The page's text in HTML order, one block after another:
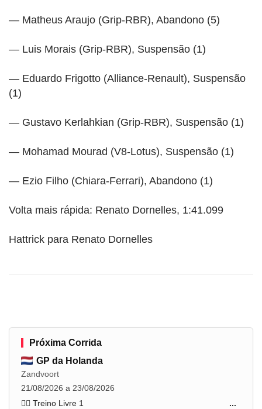
— Matheus Araujo (Grip-RBR), Abandono (5)
— Luis Morais (Grip-RBR), Suspensão (1)
— Eduardo Frigotto (Alliance-Renault), Suspensão
(1)
— Gustavo Kerlahkian (Grip-RBR), Suspensão (1)
— Mohamad Mourad (V8-Lotus), Suspensão (1)
— Ezio Filho (Chiara-Ferrari), Abandono (1)
Volta mais rápida: Renato Dornelles, 1:41.099
Hattrick para Renato Dornelles
Próxima Corrida
GP da Holanda
Zandvoort
21/08/2026 a 23/08/2026
🏋️‍♂️ Treino Livre 1
...